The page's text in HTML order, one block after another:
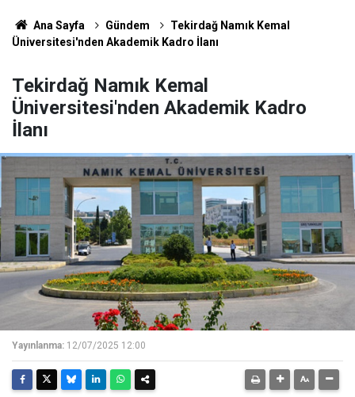
Ana Sayfa Gündem
Tekirdağ Namık Kemal
Üniversitesi'nden Akademik Kadro İlanı
Tekirdağ Namık Kemal
Üniversitesi'nden Akademik Kadro
İlanı
Yayınlanma: 12/07/2025 12:00